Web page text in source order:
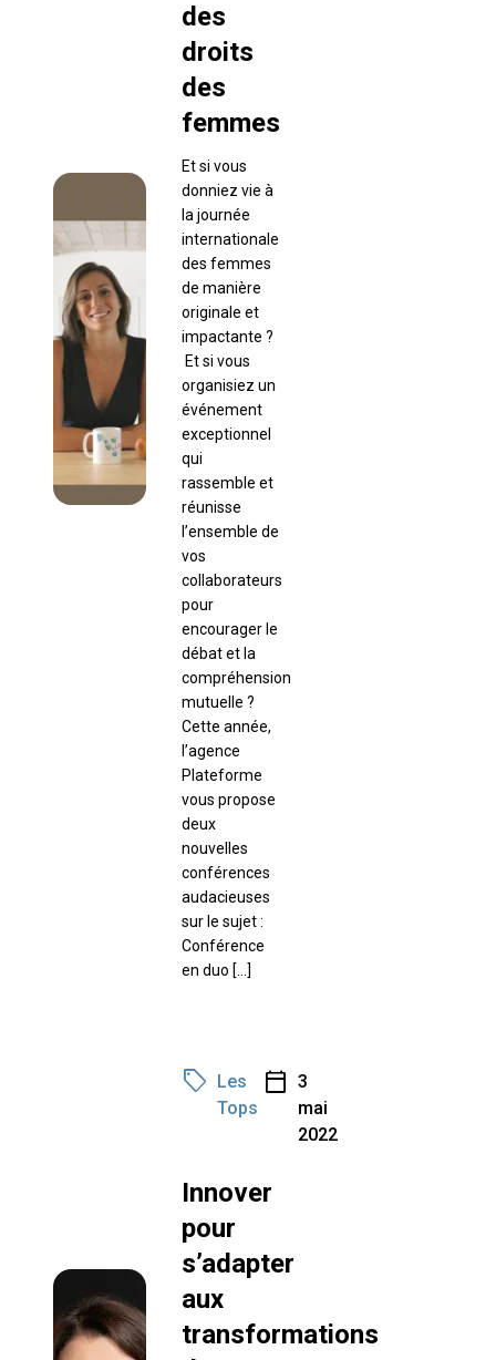
des
droits
des
femmes
Et si vous
donniez vie à
la journée
internationale
des femmes
de manière
originale et
impactante ?
Et si vous
organisiez un
événement
exceptionnel
qui
rassemble et
réunisse
l’ensemble de
vos
collaborateurs
pour
encourager le
débat et la
compréhension
mutuelle ?
Cette année,
l’agence
Plateforme
vous propose
deux
nouvelles
conférences
audacieuses
sur le sujet :
Conférence
en duo […]
sell Les
Tops
calendar_today 3
mai
2022
Innover
pour
s’adapter
aux
transformations